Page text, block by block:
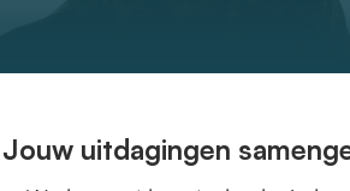
Jouw uitdagingen